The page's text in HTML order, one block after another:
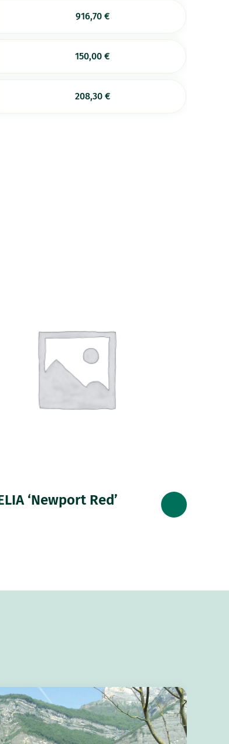
916,70 €
150,00€
208,30 €
‘Newport Red’